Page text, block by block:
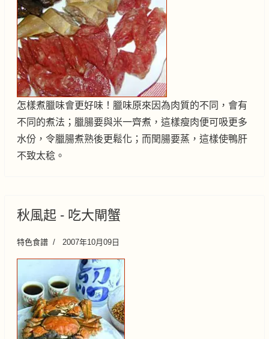
怎樣煮臘味會更好味！臘味原來因為肉質的不同，會有
不同的煮法；臘腸要與米一齊煮，這樣瘦肉便可吸更多
水份，令臘腸煮熟後更鬆化；而閏腸要蒸，這樣使鴨肝
不致太稔。
秋風起 - 吃大閘蟹
特色食譜 2007年10月09日